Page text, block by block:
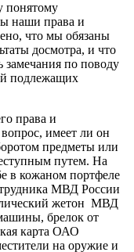
понятому
наши права и
что мы обязаны
досмотра, и что
замечания по поводу
подлежащих
права и
имеет ли он
предметы или
путем. На
в кожаном портфеле
МВД России
жетон МВД
брелок от
карта ОАО
на оружие и